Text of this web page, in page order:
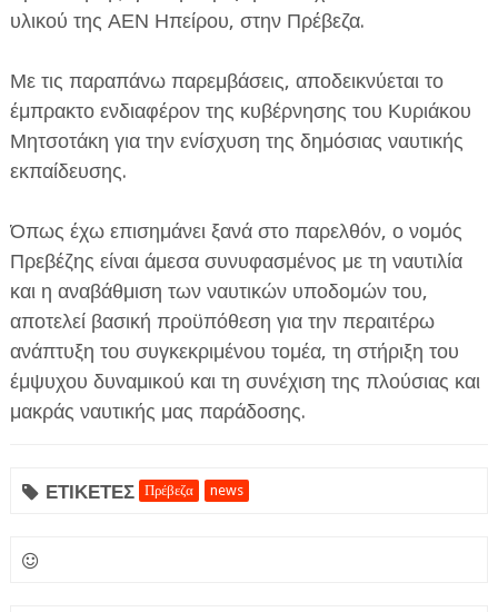
υλικού της ΑΕΝ Ηπείρου, στην Πρέβεζα.
Με τις παραπάνω παρεμβάσεις, αποδεικνύεται το
έμπρακτο ενδιαφέρον της κυβέρνησης του Κυριάκου
Μητσοτάκη για την ενίσχυση της δημόσιας ναυτικής
εκπαίδευσης.
Όπως έχω επισημάνει ξανά στο παρελθόν, ο νομός
Πρεβέζης είναι άμεσα συνυφασμένος με τη ναυτιλία
και η αναβάθμιση των ναυτικών υποδομών του,
αποτελεί βασική προϋπόθεση για την περαιτέρω
ανάπτυξη του συγκεκριμένου τομέα, τη στήριξη του
έμψυχου δυναμικού και τη συνέχιση της πλούσιας και
μακράς ναυτικής μας παράδοσης.
ΕΤΙΚΕΤΕΣ Πρέβεζα news